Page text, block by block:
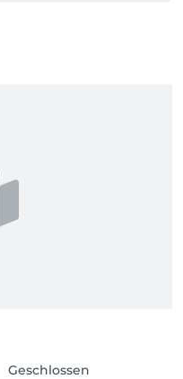
Geschlossen